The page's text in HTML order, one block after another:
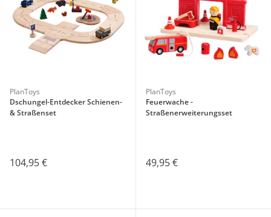
PlanToys
Dschungel-Entdecker Schienen-
& Straßenset
104,95 €
PlanToys
Feuerwache -
Straßenerweiterungsset
49,95 €